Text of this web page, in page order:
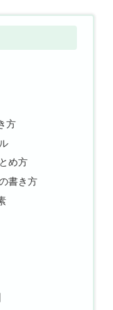
方
め方
書き方